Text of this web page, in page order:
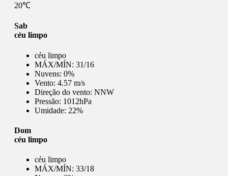
20℃
Sab
céu limpo
céu limpo
MÁX/MÍN: 31/16
Nuvens: 0%
Vento: 4.57 m/s
Direção do vento: NNW
Pressão: 1012hPa
Umidade: 22%
Dom
céu limpo
céu limpo
MÁX/MÍN: 33/18